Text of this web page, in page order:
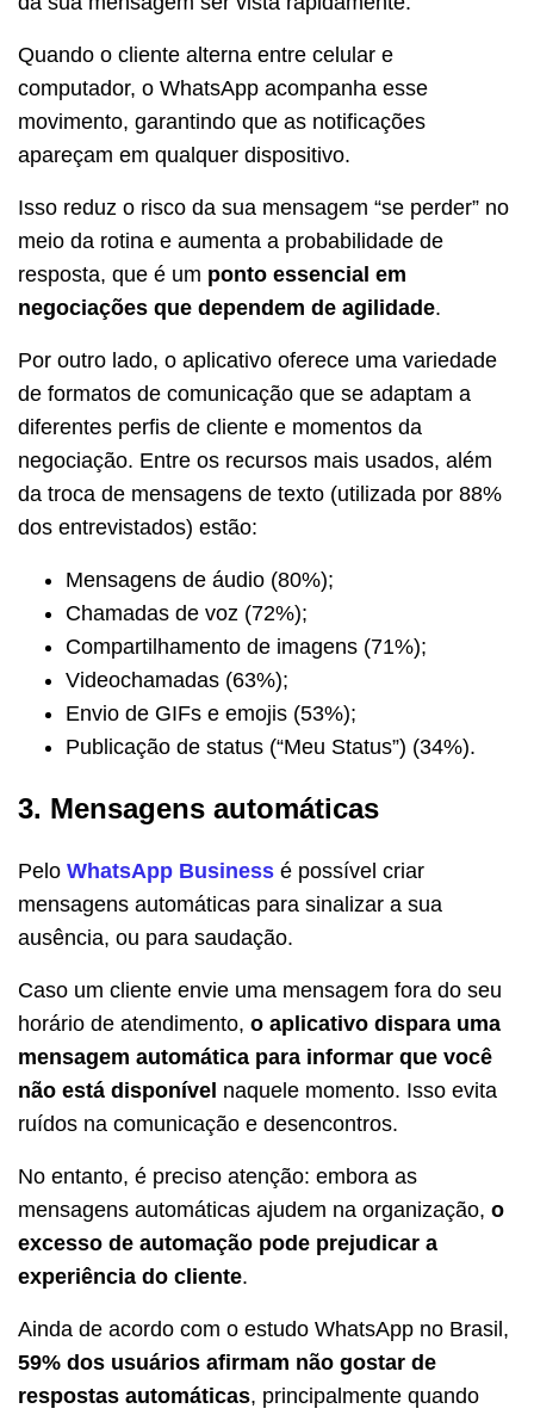
Quando o cliente alterna entre celular e
computador, o WhatsApp acompanha esse
movimento, garantindo que as notificações
apareçam em qualquer dispositivo.
Isso reduz o risco da sua mensagem “se perder” no
meio da rotina e aumenta a probabilidade de
resposta, que é um ponto essencial em
negociações que dependem de agilidade.
Por outro lado, o aplicativo oferece uma variedade
de formatos de comunicação que se adaptam a
diferentes perfis de cliente e momentos da
negociação. Entre os recursos mais usados, além
da troca de mensagens de texto (utilizada por 88%
dos entrevistados) estão:
Mensagens de áudio (80%);
Chamadas de voz (72%);
Compartilhamento de imagens (71%);
Videochamadas (63%);
Envio de GIFs e emojis (53%);
Publicação de status (“Meu Status”) (34%).
3. Mensagens automáticas
Pelo WhatsApp Business é possível criar
mensagens automáticas para sinalizar a sua
ausência, ou para saudação.
Caso um cliente envie uma mensagem fora do seu
horário de atendimento, o aplicativo dispara uma
mensagem automática para informar que você
não está disponível naquele momento. Isso evita
ruídos na comunicação e desencontros.
No entanto, é preciso atenção: embora as
mensagens automáticas ajudem na organização, o
excesso de automação pode prejudicar a
experiência do cliente.
Ainda de acordo com o estudo WhatsApp no Brasil,
59% dos usuários afirmam não gostar de
respostas automáticas, principalmente quando